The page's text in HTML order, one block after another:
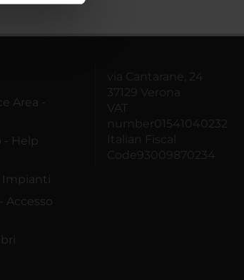
Area -
- Help
Accesso
via Cantarane, 24
37129 Verona
VAT
number01541040232
Italian Fiscal
Code93009870234